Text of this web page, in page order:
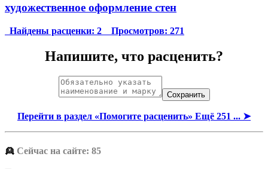
художественное оформление стен
Найдены расценки: 2 Просмотров: 271
Напишите, что расценить?
Перейти в раздел «Помогите расценить» Ещё 251 ... ➤
👱 Сейчас на сайте: 85